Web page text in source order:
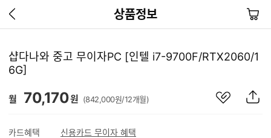
상품정보
이
지
가
장
바
샵다나와 중고 무이자PC [인텔 i7-9700F/RTX2060/1
6G]
월 70,170원 (842,000원/12개월)
카드혜택
신용카드 무이자 혜택